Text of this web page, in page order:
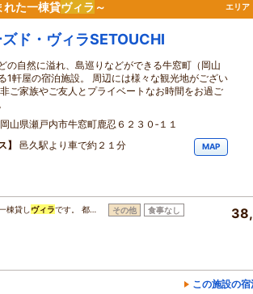
た一棟貸ヴィラ ～ エリア
ド・ヴィラSETOUCHI
の自然に溢れ、島巡りなどができる牛窓町（岡山
1軒屋の宿泊施設。 周辺には様々な観光地がござい
ご家族やご友人とプライベートなお時間をお過ご
岡山県瀬戸内市牛窓町鹿忍６２３０‐１１
邑久駅より車で約２１分 MAP
棟貸し ヴィラです。 都… その他 食事なし
この施設の